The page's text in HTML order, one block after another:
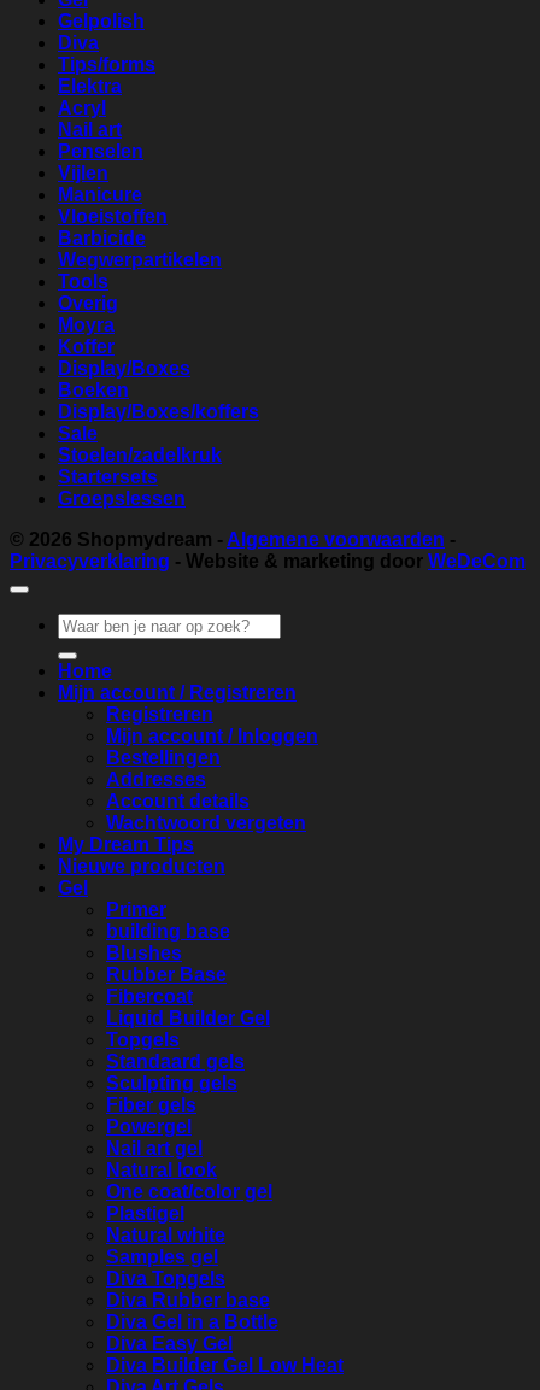
Gelpolish
Diva
Tips/forms
Elektra
Acryl
Nail art
Penselen
Vijlen
Manicure
Vloeistoffen
Barbicide
Wegwerpartikelen
Tools
Overig
Moyra
Koffer
Display/Boxes
Boeken
Display/Boxes/koffers
Sale
Stoelen/zadelkruk
Startersets
Groepslessen
© 2026 Shopmydream - Algemene voorwaarden -
Privacyverklaring - Website & marketing door WeDeCom
Zoeken
naar:
Home
Mijn account / Registreren
Registreren
Mijn account / Inloggen
Bestellingen
Addresses
Account details
Wachtwoord vergeten
My Dream Tips
Nieuwe producten
Gel
Primer
building base
Blushes
Rubber Base
Fibercoat
Liquid Builder Gel
Topgels
Standaard gels
Sculpting gels
Fiber gels
Powergel
Nail art gel
Natural look
One coat/color gel
Plastigel
Natural white
Samples gel
Diva Topgels
Diva Rubber base
Diva Gel in a Bottle
Diva Easy Gel
Diva Builder Gel Low Heat